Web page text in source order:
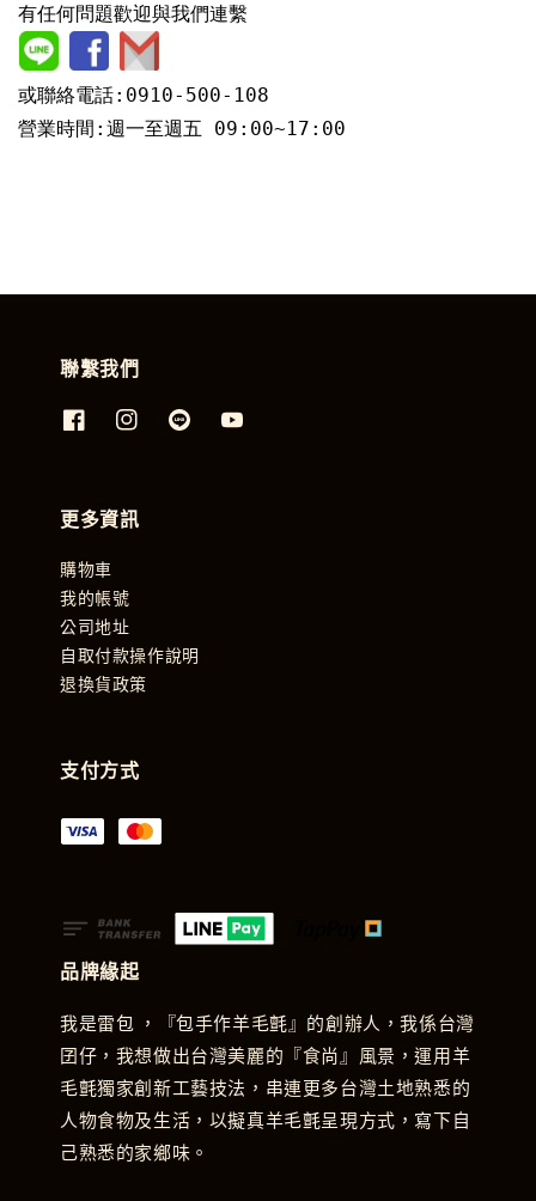
有任何問題歡迎與我們連繫
或聯絡電話:0910-500-108
營業時間:週一至週五 09:00~17:00
聯繫我們
更多資訊
購物車
我的帳號
公司地址
自取付款操作說明
退換貨政策
支付方式
品牌緣起
我是雷包 ，『包手作羊毛氈』的創辦人，我係台灣
囝仔，我想做出台灣美麗的『食尚』風景，運用羊
毛氈獨家創新工藝技法，串連更多台灣土地熟悉的
人物食物及生活，以擬真羊毛氈呈現方式，寫下自
己熟悉的家鄉味。